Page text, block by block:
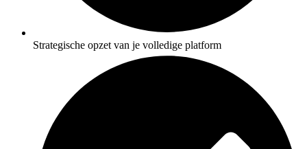
Strategische opzet van je volledige platform